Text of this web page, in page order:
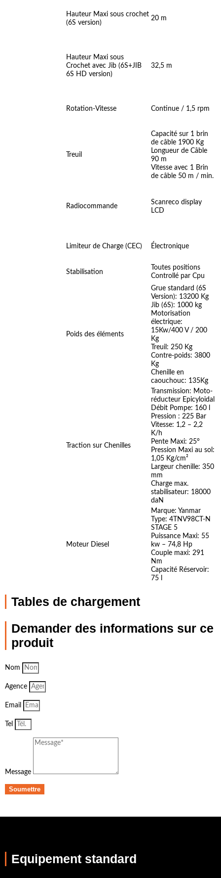
Hauteur Maxi sous crochet
(6S version)
20 m
Hauteur Maxi sous
Crochet avec Jib (6S+JIB
6S HD version)
32,5 m
Rotation-Vitesse Continue / 1,5 rpm
Treuil
Capacité sur 1 brin
de câble 1900 Kg
Longueur de Câble
90 m
Vitesse avec 1 Brin
de câble 50 m / min.
Radiocommande
Scanreco display
LCD
Limiteur de Charge (CEC) Électronique
Stabilisation
Toutes positions
Controllé par Cpu
Poids des éléments
Grue standard (6S
Version): 13200 Kg
Jib (6S): 1000 kg
Motorisation
électrique:
15Kw/400 V / 200
Kg
Treuil: 250 Kg
Contre-poids: 3800
Kg
Chenille en
caouchouc: 135Kg
Traction sur Chenilles
Transmission: Moto-
réducteur Epicyloidal
Débit Pompe: 160 l
Pression : 225 Bar
Vitesse: 1,2 – 2,2
K/h
Pente Maxi: 25°
Pression Maxi au sol:
1,05 Kg/cm²
Largeur chenille: 350
mm
Charge max.
stabilisateur: 18000
daN
Moteur Diesel
Marque: Yanmar
Type: 4TNV98CT-N
STAGE 5
Puissance Maxi: 55
kw – 74,8 Hp
Couple maxi: 291
Nm
Capacité Réservoir:
75 l
Tables de chargement
Demander des informations sur ce
produit
Nom
Agence
Email
Tel
Message
Soumettre
Equipement standard